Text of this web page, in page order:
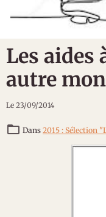
Les aides
autre
Le 23/09/2014
Dans 2015 : Sélection